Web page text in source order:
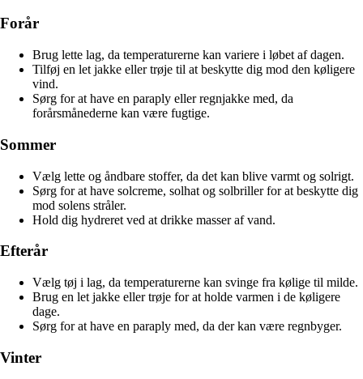
Forår
Brug lette lag, da temperaturerne kan variere i løbet af dagen.
Tilføj en let jakke eller trøje til at beskytte dig mod den køligere
vind.
Sørg for at have en paraply eller regnjakke med, da
forårsmånederne kan være fugtige.
Sommer
Vælg lette og åndbare stoffer, da det kan blive varmt og solrigt.
Sørg for at have solcreme, solhat og solbriller for at beskytte dig
mod solens stråler.
Hold dig hydreret ved at drikke masser af vand.
Efterår
Vælg tøj i lag, da temperaturerne kan svinge fra kølige til milde.
Brug en let jakke eller trøje for at holde varmen i de køligere
dage.
Sørg for at have en paraply med, da der kan være regnbyger.
Vinter